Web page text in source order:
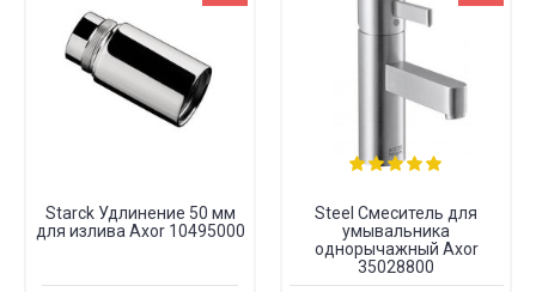
Starck Удлинение 50 мм
для излива Axor 10495000
Steel Смеситель для
умывальника
однорычажный Axor
35028800